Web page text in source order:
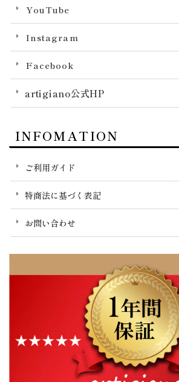
YouTube
Instagram
Facebook
artigiano公式HP
INFOMATION
ご利用ガイド
特商法に基づく表記
お問い合わせ